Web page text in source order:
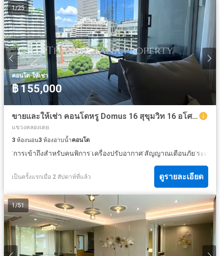
1/25
คอนโด·ให้เช่า
฿ 155,000
ขายและให้เช่า คอนโดหรู Domus 16 สุขุมวิท 16 อโศก 3 ห้องนอน 167 ตร.ม.
แขวงคลองเตย
3 ห้องนอน3 ห้องอาบน้ำคอนโด
·การเข้าถึงสำหรับคนพิการ·เครื่องปรับอากาศ·สัญญาณเตือนภัย·ระเบียง
เป็นครั้งแรกเมื่อ 2 สัปดาห์ที่แล้ว ดูรายละเอียด
1/51